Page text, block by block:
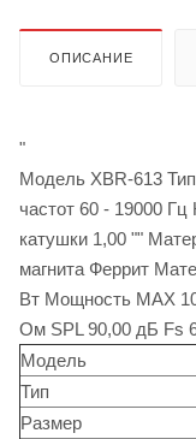
ОПИСАНИЕ
"
Модель XBR-613
частот 60 - 19000
катушки 1,00 ""
магнита Феррит
Вт Мощность MAX
Ом SPL 90,00 дБ Fs
Модель
Тип
Размер